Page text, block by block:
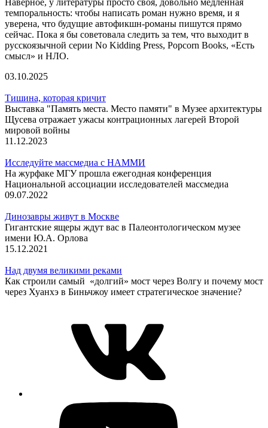
темпоральность: чтобы написать роман нужно время, и я
уверена, что будущие автофикшн-романы пишутся прямо
сейчас. Пока я бы советовала следить за тем, что выходит в
русскоязычной серии No Kidding Press, Popcorn Books, «Есть
смысл» и НЛО.
03.10.2025
Тишина, которая кричит
Выставка "Память места. Место памяти" в Музее архитектуры
Щусева отражает ужасы контрационных лагерей Второй
мировой войны
11.12.2023
Исследуйте массмедиа с НАММИ
На журфаке МГУ прошла ежегодная конференция
Национальной ассоциации исследователей массмедиа
09.07.2022
Динозавры живут в Москве
Гигантские ящеры ждут вас в Палеонтологическом музее
имени Ю.А. Орлова
15.12.2021
Над двумя великими реками
Как строили самый «долгий» мост через Волгу и почему мост
через Хуанхэ в Биньчжоу имеет стратегическое значение?